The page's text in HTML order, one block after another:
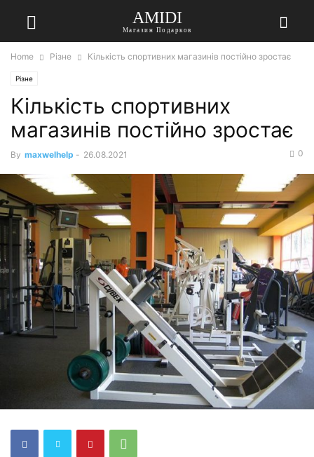
AMIDI
Магазин Подарков
Home Різне Кількість спортивних магазинів постійно зростає
Різне
Кількість спортивних
магазинів постійно зростає
By maxwelhelp - 26.08.2021 0